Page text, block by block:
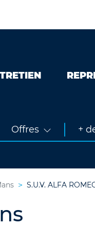
Offres +
S.U.V. ALFA